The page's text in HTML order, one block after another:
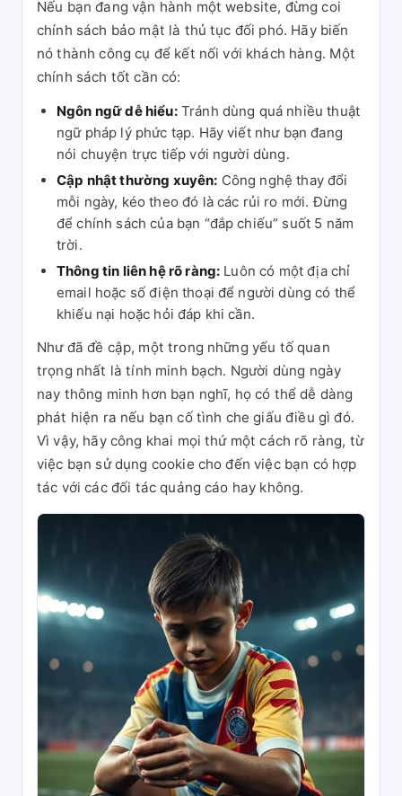
Nếu bạn đang vận hành một website, đừng coi
chính sách bảo mật là thủ tục đối phó. Hãy biến
nó thành công cụ để kết nối với khách hàng. Một
chính sách tốt cần có:
Ngôn ngữ dễ hiểu:Tránh dùng quá nhiều thuật
ngữ pháp lý phức tạp. Hãy viết như bạn đang
nói chuyện trực tiếp với người dùng.
Cập nhật thường xuyên: Công nghệ thay đổi
mỗi ngày, kéo theo đó là các rủi ro mới. Đừng
để chính sách của bạn “đắp chiếu” suốt 5 năm
trời.
Thông tin liên hệ rõ ràng: Luôn có một địa chỉ
email hoặc số điện thoại để người dùng có thể
khiếu nại hoặc hỏi đáp khi cần.
Như đã đề cập, một trong những yếu tố quan
trọng nhất là tính minh bạch. Người dùng ngày
nay thông minh hơn bạn nghĩ, họ có thể dễ dàng
phát hiện ra nếu bạn cố tình che giấu điều gì đó.
Vì vậy, hãy công khai mọi thứ một cách rõ ràng, từ
việc bạn sử dụng cookie cho đến việc bạn có hợp
tác với các đối tác quảng cáo hay không.